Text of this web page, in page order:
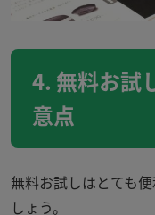
4. 無料お試
意点
無料お試しはとても
しょう。